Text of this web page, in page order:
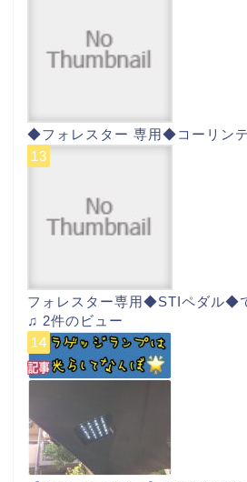
◆フォレスター 専用◆コーリン
フォレスター専用◆STIペダル◆
♫ 2件のビュー